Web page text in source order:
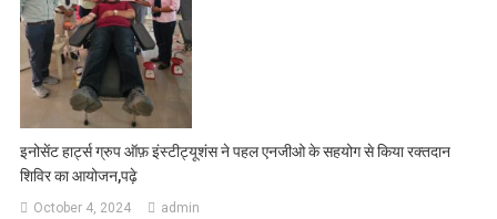
इनोसेंट हार्ट्स ग्रुप ऑफ़ इंस्टीट्यूशंस ने पहल एनजीओ के सहयोग से किया रक्तदान
शिविर का आयोजन,पढ़े
October 4, 2024 admin